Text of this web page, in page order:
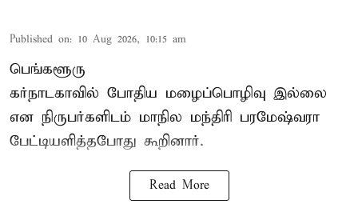
Published on: 10 Aug 2026, 10:15 am
பெங்களூரு
கர்நாடகாவில் போதிய மழைப்பொழிவு இல்லை
என நிருபர்களிடம் மாநில மந்திரி பரமேஷ்வரா
பேட்டியளித்தபோது கூறினார்.
Read More